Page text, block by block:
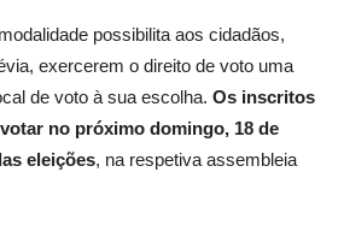
possibilita aos cidadãos,
exercerem o direito de voto uma
de voto à sua escolha. Os inscritos
no próximo domingo, 18 de
eleições, na respetiva assembleia